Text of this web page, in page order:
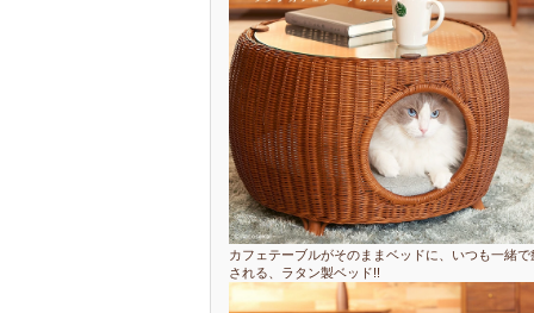
カフェテーブルがそのままベッドに、いつも一緒で
される、ラタン製ベッド!!